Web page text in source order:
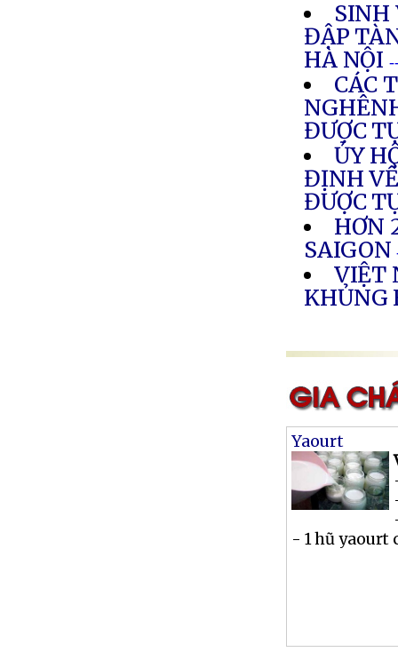
SINH
ĐẬP
HÀ NỘI
CÁC
ĐƯỢC
ỦY
ĐỊNH
ĐƯỢC
HƠN
SAIGON
VIỆT
KHỦNG
Yaourt
- 1 hũ yaourt